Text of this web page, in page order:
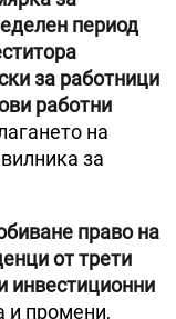
период
за работници
работни
на
за
право на
от трети
инвестиционни
и промени,